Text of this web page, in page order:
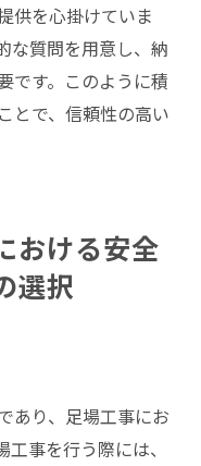
供を心掛けていま
な質問を用意し、納
です。このように積
とで、信頼性の高い
おける安全
選択
あり、足場工事にお
事を行う際には、